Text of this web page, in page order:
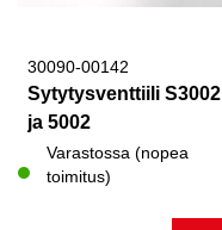
30090-00142
Sytytysventtiili S3002
ja 5002
Varastossa (nopea
toimitus)